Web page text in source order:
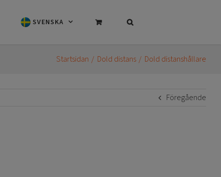
SVENSKA
Startsidan Dold distans Dold distanshållare
Föregående